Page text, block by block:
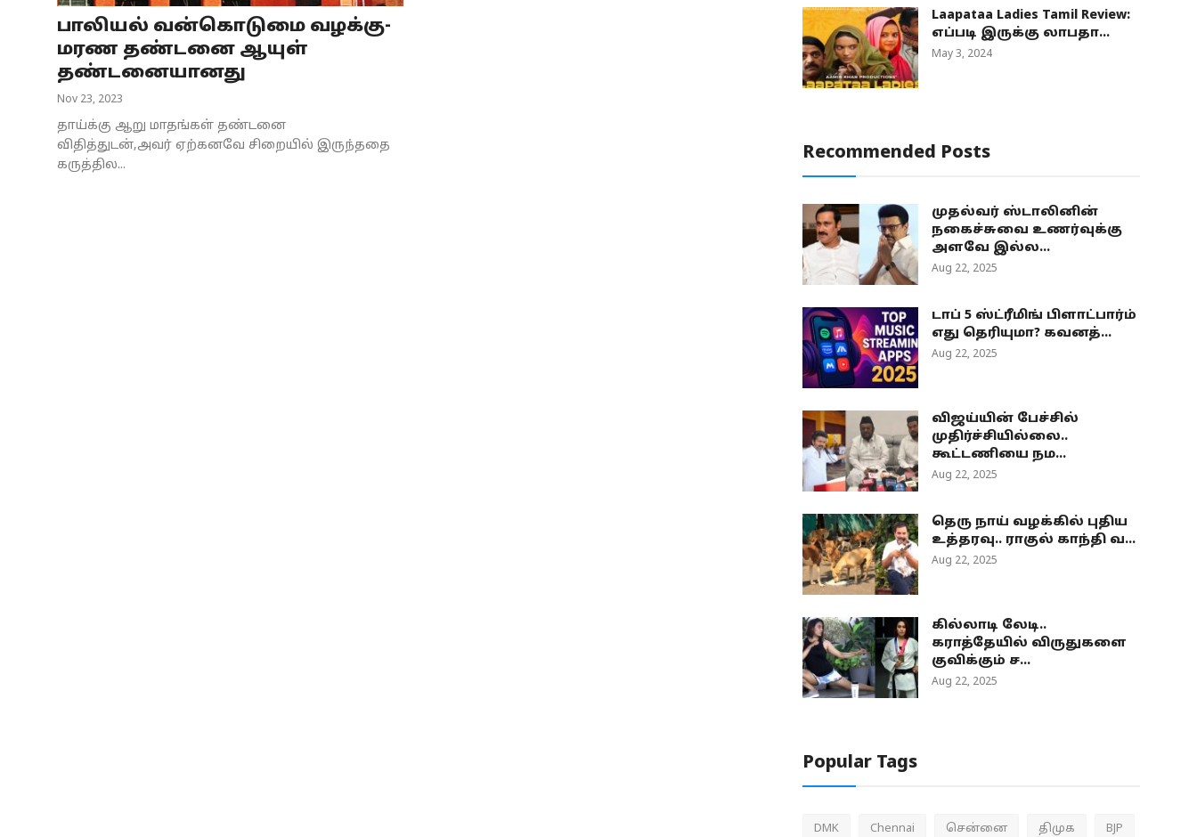
பாலியல் வன்கொடுமை வழக்கு-
மரண தண்டனை ஆயுள்
தண்டனையானது
Nov 23, 2023
தாய்க்கு ஆறு மாதங்கள் தண்டனை
விதித்துடன்,அவர் ஏற்கனவே சிறையில் இருந்ததை
கருத்தில...
Laapataa Ladies Tamil Review:
எப்படி இருக்கு லாபதா...
May 3, 2024
Recommended Posts
முதல்வர் ஸ்டாலினின்
நகைச்சுவை உணர்வுக்கு
அளவே இல்ல...
Aug 22, 2025
டாப் 5 ஸ்ட்ரீமிங் பிளாட்பார்ம்
எது தெரியுமா? கவனத்...
Aug 22, 2025
விஜய்யின் பேச்சில்
முதிர்ச்சியில்லை..
கூட்டணியை நம...
Aug 22, 2025
தெரு நாய் வழக்கில் புதிய
உத்தரவு.. ராகுல் காந்தி வ...
Aug 22, 2025
கில்லாடி லேடி..
கராத்தேயில் விருதுகளை
குவிக்கும் ச...
Aug 22, 2025
Popular Tags
DMK Chennai சென்னை திமுக BJP